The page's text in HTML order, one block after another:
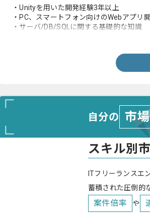
・Unityを用いた開発経験3年以上
・PC、スマートフォン向けのWebアプリ
・サーバ/DB/SQLに関する基礎的な知識
自分の 市
スキル別
ITフリーランスエ
蓄積された圧倒的
案件倍率 や